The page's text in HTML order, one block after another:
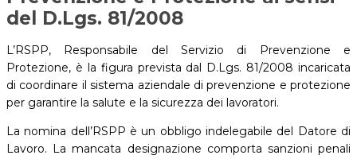
del D.Lgs. 81/2008
L’RSPP, Responsabile del Servizio di Prevenzione e
Protezione, è la figura prevista dal D.Lgs. 81/2008 incaricata
di coordinare il sistema aziendale di prevenzione e protezione
per garantire la salute e la sicurezza dei lavoratori.
La nomina dell’RSPP è un obbligo indelegabile del Datore di
Lavoro. La mancata designazione comporta sanzioni penali